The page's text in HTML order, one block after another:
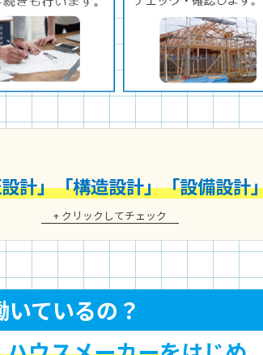
計」「構造設計」「設備設計
+ クリックしてチェック
ているの？